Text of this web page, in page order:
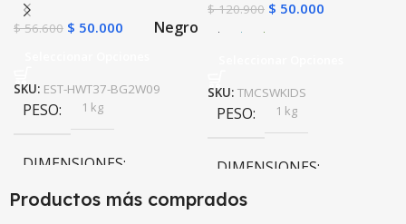
$56.600 $ 50.000 Negro
SKU: EST-HWT37-BG2W09
PESO 1 kg
DIMENSIONES
20 × 20 × 20 cm
$120.900 $ 50.000
SKU: TMCSWKIDS
PESO 1 kg
DIMENSIONES
Productos más comprados